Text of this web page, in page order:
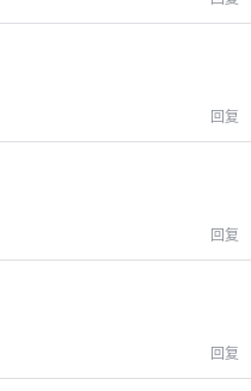
回复
回复
回复